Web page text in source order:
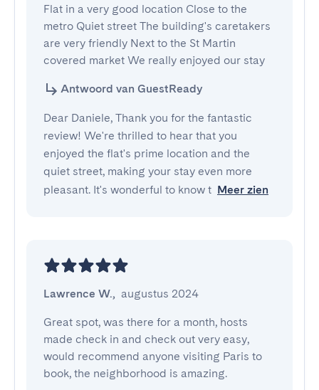
Flat in a very good location Close to the
metro Quiet street The building's caretakers
are very friendly Next to the St Martin
covered market We really enjoyed our stay
Antwoord van GuestReady
Dear Daniele, Thank you for the fantastic
review! We're thrilled to hear that you
enjoyed the flat's prime location and the
quiet street, making your stay even more
pleasant. It's wonderful to know t Meer zien
Lawrence W., augustus 2024
Great spot, was there for a month, hosts
made check in and check out very easy,
would recommend anyone visiting Paris to
book, the neighborhood is amazing.